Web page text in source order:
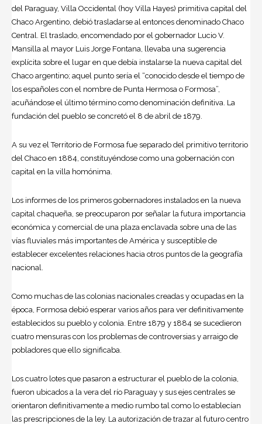
del Paraguay, Villa Occidental (hoy Villa Hayes) primitiva capital del
Chaco Argentino, debió trasladarse al entonces denominado Chaco
Central. El traslado, encomendado por el gobernador Lucio V.
Mansilla al mayor Luis Jorge Fontana, llevaba una sugerencia
explícita sobre el lugar en que debía instalarse la nueva capital del
Chaco argentino; aquel punto sería el “conocido desde el tiempo de
los españoles con el nombre de Punta Hermosa o Formosa”,
acuñándose el último término como denominación definitiva. La
fundación del pueblo se concretó el 8 de abril de 1879.
A su vez el Territorio de Formosa fue separado del primitivo territorio
del Chaco en 1884, constituyéndose como una gobernación con
capital en la villa homónima.
Los informes de los primeros gobernadores instalados en la nueva
capital chaqueña, se preocuparon por señalar la futura importancia
económica y comercial de una plaza enclavada sobre una de las
vías fluviales más importantes de América y susceptible de
establecer excelentes relaciones hacia otros puntos de la geografía
nacional.
Como muchas de las colonias nacionales creadas y ocupadas en la
época, Formosa debió esperar varios años para ver definitivamente
establecidos su pueblo y colonia. Entre 1879 y 1884 se sucedieron
cuatro mensuras con los problemas de controversias y arraigo de
pobladores que ello significaba.
Los cuatro lotes que pasaron a estructurar el pueblo de la colonia,
fueron ubicados a la vera del río Paraguay y sus ejes centrales se
orientaron definitivamente a medio rumbo tal como lo establecían
las prescripciones de la ley. La autorización de trazar al futuro centro